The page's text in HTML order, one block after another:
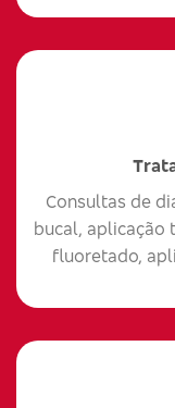
Consultas de
bucal, aplicação
fluoretado,